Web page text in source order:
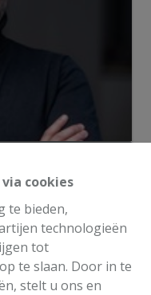
cookies
te bieden,
technologieën
tot
te slaan. Door in te
stelt u ons en
140 m²